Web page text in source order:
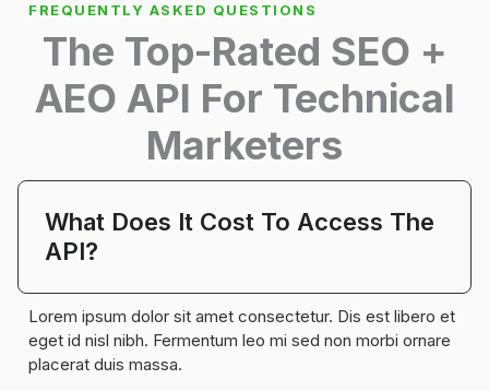
FREQUENTLY ASKED QUESTIONS
The Top-Rated SEO +
AEO API For Technical
Marketers
What Does It Cost To Access The
API?
Lorem ipsum dolor sit amet consectetur. Dis est libero et
eget id nisl nibh. Fermentum leo mi sed non morbi ornare
placerat duis massa.